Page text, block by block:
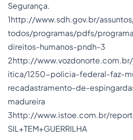
Segurança.
1http://www.sdh.gov.br/
todos/programas/pdfs/
direitos-humanos-pndh-3
2http://
itica/1250-policia-federal-faz-
recadastramento-de-
madureira
3http://www.istoe.com.br/
SIL+TEM+GUERRILHA